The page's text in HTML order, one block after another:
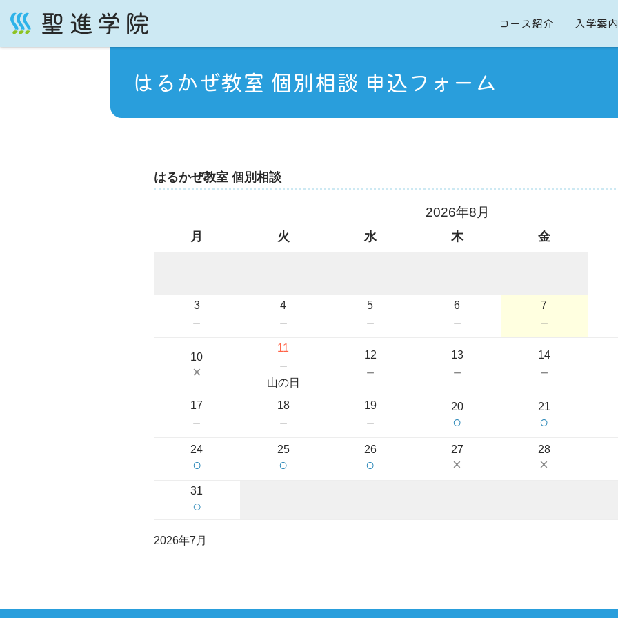
コ
コース紹介 入学案内
はるかぜ教室 個別相談 申込フォーム
はるかぜ教室 個別相談
2026年8月
月 火 水 木 金
3
－
4
－
5
－
6
－
7
－
10
×
11
－
山の日
12
－
13
－
14
－
17
－
18
－
19
－
20
○
21
○
24
○
25
○
26
○
27
×
28
×
31
○
2026年7月